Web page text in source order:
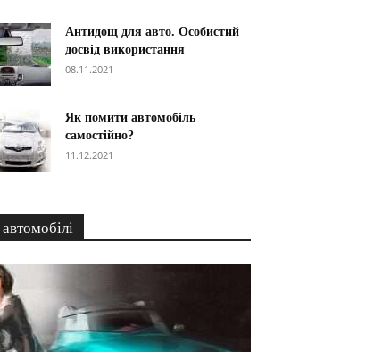
Антидощ для авто. Особистий
досвід використання
08.11.2021
Як помити автомобіль
самостійно?
11.12.2021